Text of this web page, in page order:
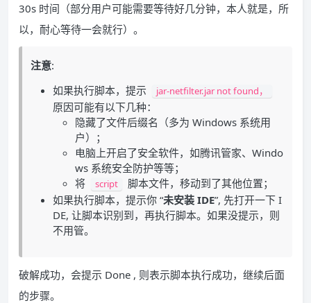
30s 时间（部分用户可能需要等待好几分钟，本人就是，所
以，耐心等待一会就行）。
注意:
如果执行脚本，提示
jar-netfilter.jar not found，
原因可能有以下几种：
隐藏了文件后缀名（多为 Windows 系统用
户）；
电脑上开启了安全软件，如腾讯管家、Windo
ws 系统安全防护等等；
将
script
脚本文件，移动到了其他位置；
如果执行脚本，提示你 “未安装 IDE”, 先打开一下 I
DE, 让脚本识别到，再执行脚本。如果没提示，则
不用管。
破解成功，会提示 Done , 则表示脚本执行成功，继续后面
的步骤。